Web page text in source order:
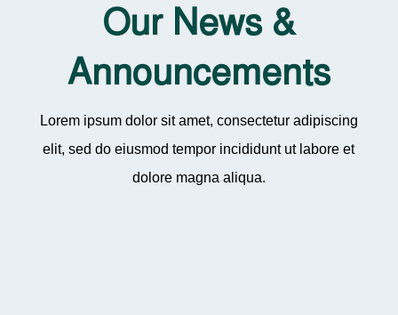
Our News &
Announcements
Lorem ipsum dolor sit amet, consectetur adipiscing
elit, sed do eiusmod tempor incididunt ut labore et
dolore magna aliqua.